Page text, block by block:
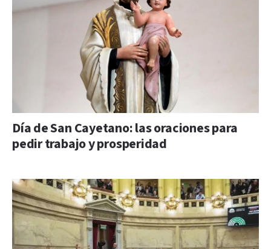
Día de San Cayetano: las oraciones para
pedir trabajo y prosperidad